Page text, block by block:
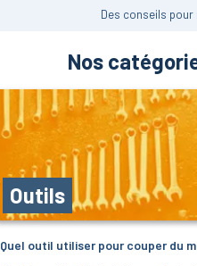
Des conseils
Nos
Outils
Quel outil utiliser pour couper du